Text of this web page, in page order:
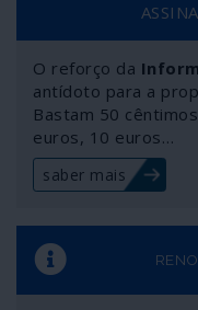
“filantropo”
apropriação e
designadamente
coloridas”.
O reforço da
antídoto para a
Bastam 50
euros, 10 euros…
saber mais